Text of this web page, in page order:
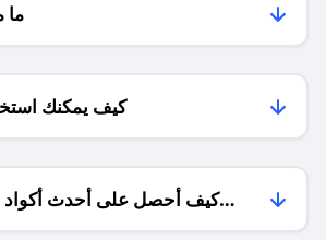
كيف يمكنك
كيف أحصل على أحدث